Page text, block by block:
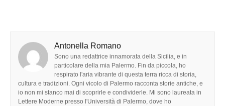
Antonella Romano
Sono una redattrice innamorata della Sicilia, e in
particolare della mia Palermo. Fin da piccola, ho
respirato l'aria vibrante di questa terra ricca di storia,
cultura e tradizioni. Ogni vicolo di Palermo racconta storie antiche, e
io non mi stanco mai di scoprirle e condividerle. Mi sono laureata in
Lettere Moderne presso l'Università di Palermo, dove ho